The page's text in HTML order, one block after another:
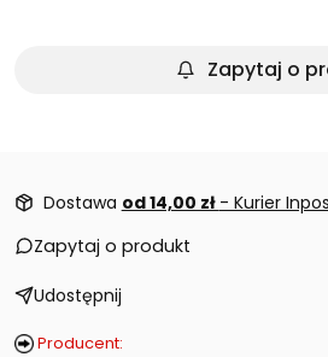
Zapytaj o
Dostawa od 14,00 zł - Kurier
Zapytaj o produkt
Udostępnij
Producent: